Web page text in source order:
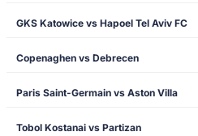
GKS Katowice vs Hapoel Tel Aviv FC
Copenaghen vs Debrecen
Paris Saint-Germain vs Aston Villa
Tobol Kostanai vs Partizan